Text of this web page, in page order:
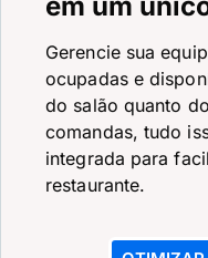
em um
Gerencie sua
ocupadas e
do salão quanto
comandas, tudo
integrada para
restaurante.